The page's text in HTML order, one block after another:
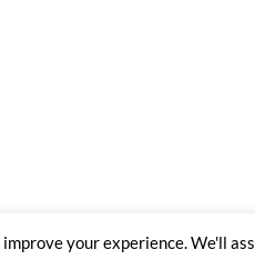
your experience. We'll